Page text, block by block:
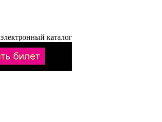
электронный каталог